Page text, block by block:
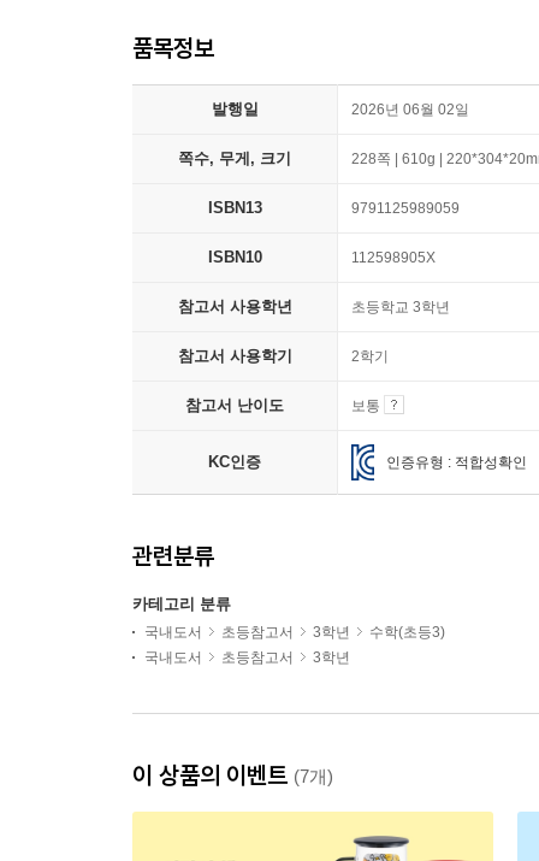
품목정보
발행일 2026년 06월 02일
쪽수, 무게, 크기 228쪽 | 610g |
ISBN13 9791125989059
ISBN10 112598905X
참고서 사용학년 초등학교 3학년
참고서 사용학기 2학기
참고서 난이도 보통
KC인증 인증유형 : 적합성확인
관련분류
카테고리 분류
국내도서 초등참고서 3학년
수학(초등3)
국내도서
초등참고서 3학년
이 상품의 이벤트 (7개)